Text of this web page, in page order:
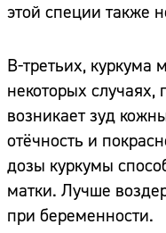
этой специи также
В-третьих, куркума
некоторых
возникает зуд
отёчность и
дозы куркумы
матки. Лучше
при беременности.